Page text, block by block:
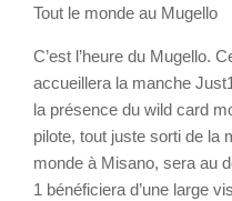
Tout le monde au Mugello
C’est l’heure du Mugello.
accueillera la manche
la présence du wild card
pilote, tout juste sorti de la
monde à Misano, sera au
1 bénéficiera d’une large